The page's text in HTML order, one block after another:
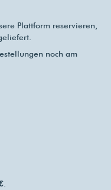
Plattform reservieren,
noch am